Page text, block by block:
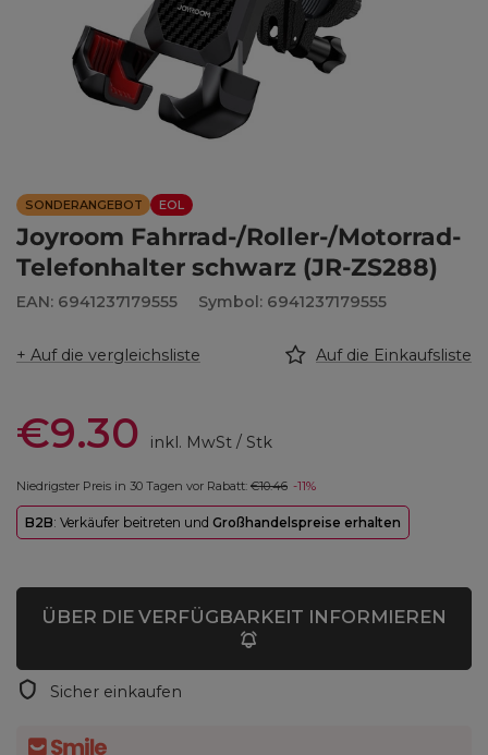
SONDERANGEBOT EOL
Joyroom Fahrrad-/Roller-/Motorrad-
Telefonhalter schwarz (JR-ZS288)
EAN: 6941237179555 Symbol: 6941237179555
+ Auf die vergleichsliste Auf die Einkaufsliste
€9.30 inkl. MwSt/ Stk
Niedrigster Preis in 30 Tagen vor Rabatt: €10.46 -11%
B2B: Verkäufer beitreten und Großhandelspreise erhalten
ÜBER DIE VERFÜGBARKEIT INFORMIEREN
Sicher einkaufen